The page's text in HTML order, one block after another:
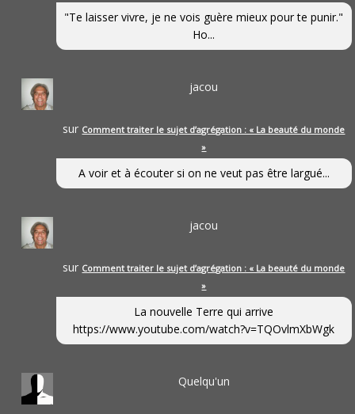
"Te laisser vivre, je ne vois guère mieux pour te punir."
Ho...
jacou
sur Comment traiter le sujet d’agrégation : « La beauté du monde
»
A voir et à écouter si on ne veut pas être largué...
jacou
sur Comment traiter le sujet d’agrégation : « La beauté du monde
»
La nouvelle Terre qui arrive
https://www.youtube.com/watch?v=TQOvlmXbWgk
Quelqu'un